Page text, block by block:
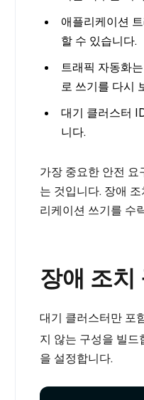
애플리케이션
할 수 있습니다.
트래픽 자동화
로 쓰기를 다시
대기 클러스터
니다.
가장 중요한 안전
는 것입니다. 장애
리케이션 쓰기를 수
장애 조치
대기 클러스터만 포
지 않는 구성을 빌드
을 설정합니다.